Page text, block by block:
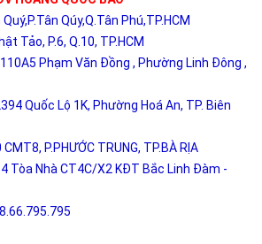
Qúy,Q.Tân Phú,TP.HCM
Tảo, P.6, Q.10, TP.HCM
Phạm Văn Đồng , Phường Linh Đông ,
Quốc Lộ 1K, Phường Hoá An, TP. Biên
P.PHƯỚC TRUNG, TP.BÀ RỊA
Tòa Nhà CT4C/X2 KĐT Bắc Linh Đàm -